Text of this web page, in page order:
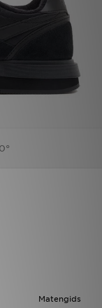
Matengids